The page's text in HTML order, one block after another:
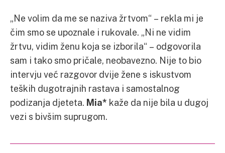
„Ne volim da me se naziva žrtvom“ – rekla mi je
čim smo se upoznale i rukovale. „Ni ne vidim
žrtvu, vidim ženu koja se izborila“ – odgovorila
sam i tako smo pričale, neobavezno. Nije to bio
intervju već razgovor dvije žene s iskustvom
teških dugotrajnih rastava i samostalnog
podizanja djeteta. Mia* kaže da nije bila u dugoj
vezi s bivšim suprugom.